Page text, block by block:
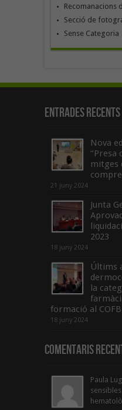
Recomanacions
Secció de
Sense Categoria
Entrades recents
Nova
“Presa
mitges
21 juny 2024
Junta
2023
18 juny 2024
Últims
la
formació al COFB
18 juny 2024
Comentaris
Paula